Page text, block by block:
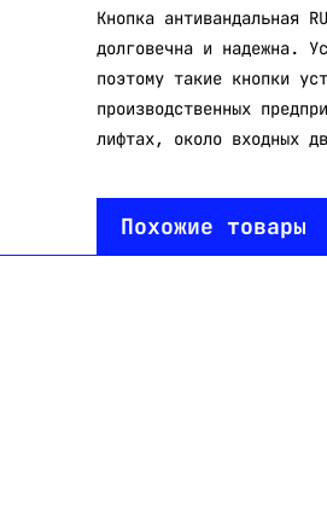
Кнопка антивандальная
долговечна и надежна.
поэтому такие кнопки
производственных
лифтах, около входных
Похожие товары